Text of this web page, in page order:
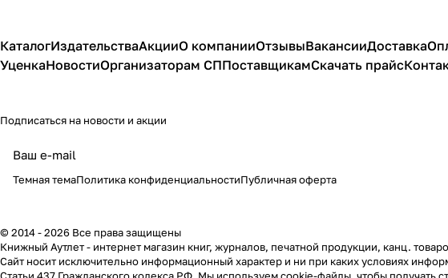
КаталогИздательстваАкцииО компанииОтзывыВакансииДоставка
УценкаНовостиОрганизаторам СППоставщикамСкачать прайс
Подписаться на новости и акции
Темная темаПолитика конфиденциальностиПубличная оферта
© 2014 - 2026 Все права защищены
Книжный Аутлет - интернет магазин книг, журналов, печатной продукции, канц.
Cайт носит исключительно информационный характер и ни при каких условиях